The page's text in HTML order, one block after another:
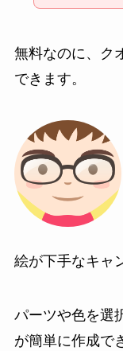
無料なのに、ク
できます。
絵が下手なキャ
パーツや色を選
が簡単に作成で